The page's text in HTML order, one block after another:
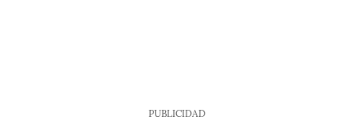
PUBLICIDAD